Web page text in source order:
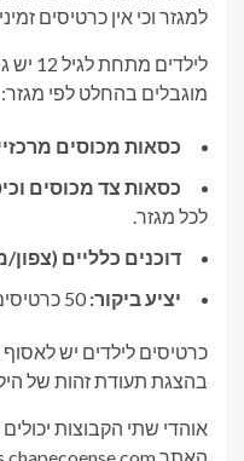
למגזר וכי אין כרטיסים
מוגבלים בהחלט לפי מגזר:
כסאות מכוסים
כסאות צד מכוסים
לכל מגזר.
דוכנים כלליים
יציע ביקור:
כרטיסים לילדים יש
בהצגת תעודת זהות של
אוהדי שתי הקבוצות